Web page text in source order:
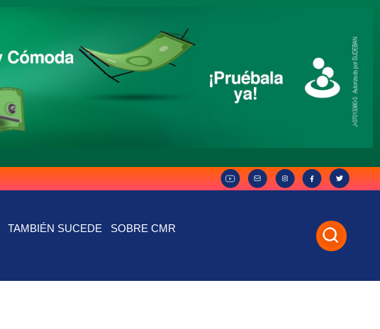
TAMBIÉN SUCEDE SOBRE CMR